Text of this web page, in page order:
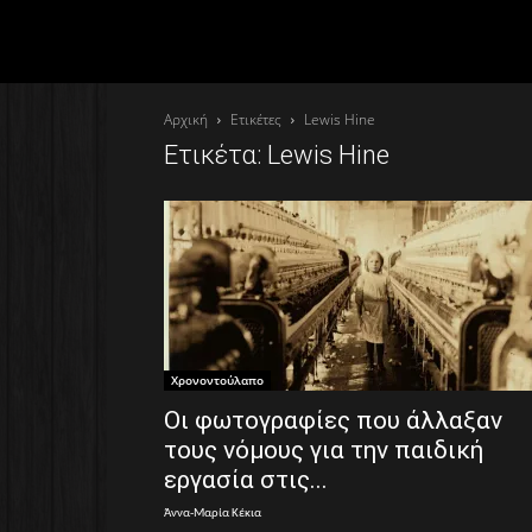
Αρχική Ετικέτες Lewis Hine
Ετικέτα: Lewis Hine
Χρονοντούλαπο
Οι φωτογραφίες που άλλαξαν
τους νόμους για την παιδική
εργασία στις...
Άννα-Μαρία Κέκια